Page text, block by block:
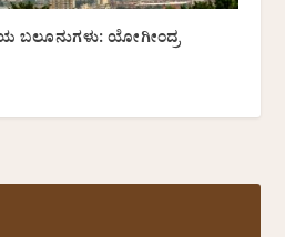
ಬಲೂನುಗಳು: ಯೋಗೀಂದ್ರ